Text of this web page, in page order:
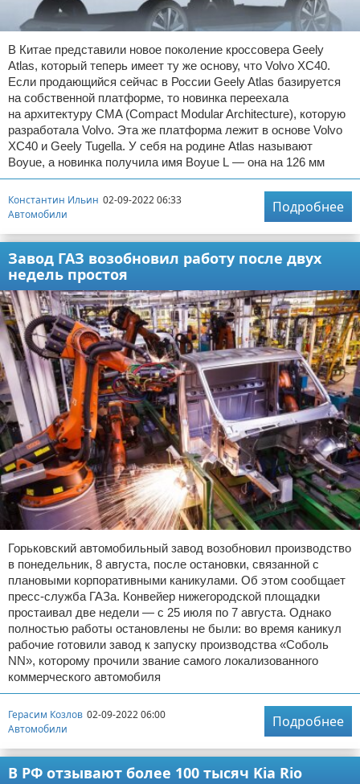
В Китае представили новое поколение кроссовера Geely
Atlas, который теперь имеет ту же основу, что Volvo XC40.
Если продающийся сейчас в России Geely Atlas базируется
на собственной платформе, то новинка переехала
на архитектуру CMA (Compact Modular Architecture), которую
разработала Volvo. Эта же платформа лежит в основе Volvo
XC40 и Geely Tugella. У себя на родине Atlas называют
Boyue, а новинка получила имя Boyue L — она на 126 мм
Константин Ильин 02-09-2022 06:33
Автомобили
Подробнее
Завод ГАЗ возобновил работу после двух
недель простоя
Горьковский автомобильный завод возобновил производство
в понедельник, 8 августа, после остановки, связанной с
плановыми корпоративными каникулами. Об этом сообщает
пресс-служба ГАЗа. Конвейер нижегородской площадки
простаивал две недели — с 25 июля по 7 августа. Однако
полностью работы остановлены не были: во время каникул
рабочие готовили завод к запуску производства «Соболь
NN», которому прочили звание самого локализованного
коммерческого автомобиля
Герасим Козлов 02-09-2022 06:00
Автомобили
Подробнее
В РФ отзывают более 100 тысяч Kia Rio